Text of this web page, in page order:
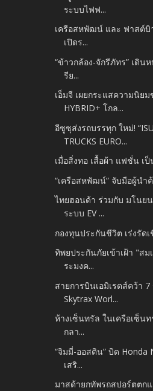
ระบบไฟฟ...
เครือสหพัฒน์ และ ฟาสต์บิ
เปิดร...
“ข้าวกล้อง-จักรีภัทร” เดิน
รีย...
เอ็มจี เผยกระแสความนิยม
HYBRID+ โกล...
อีซูซุส่งรถบรรทุก ใหม่!
TRUCKS EURO...
เมื่อสิ่งทอ เสื้อผ้า แฟชั่น เ
“เครือสหพัฒน์” จับมือผู้นำ
ไทยฮอนด้า ร่วมกับ มโนย
ระบบ EV ...
กองทุนประกันชีวิต เร่งรัด
ทิพยประกันภัยเข้าเฝ้า "ส
ระมงค...
สายการบินเอมิเรตส์คว้า
Skytrax Worl...
ห้างเซ็นทรัล ในเครือเซ็น
กลา...
“จิมมี่-ออสติน” บิด Honda
เสริ...
มาสด้ายกทัพรถสปอร์ตตก